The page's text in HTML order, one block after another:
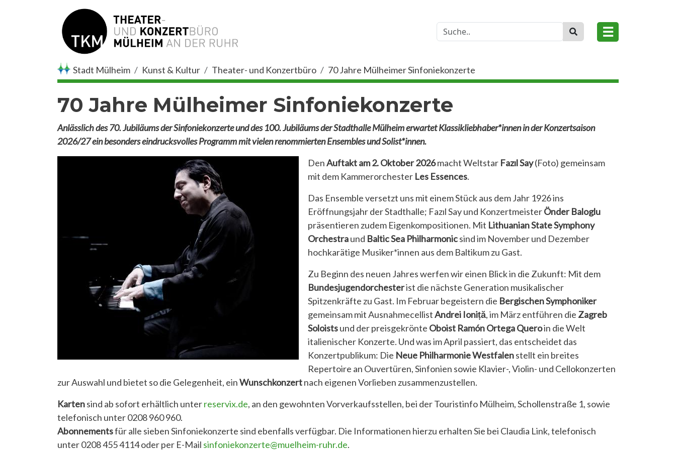
☰
Stadt Mülheim Kunst & Kultur Theater- und Konzertbüro 70 Jahre Mülheimer Sinfoniekonzerte
70 Jahre Mülheimer Sinfoniekonzerte
Anlässlich des 70. Jubiläums der Sinfoniekonzerte und des 100. Jubiläums der Stadthalle Mülheim erwartet Klassikliebhaber*innen in der Konzertsaison
2026/27 ein besonders eindrucksvolles Programm mit vielen renommierten Ensembles und Solist*innen.
DenAuftakt am 2. Oktober 2026macht Weltstar Fazıl Say(Foto) gemeinsam
mit dem Kammerorchester Les Essences.
Das Ensemble versetzt uns mit einem Stück aus dem Jahr 1926 ins
Eröffnungsjahr der Stadthalle; Fazıl Say und KonzertmeisterÖnder Baloglu
präsentieren zudem Eigenkompositionen. Mit Lithuanian State Symphony
Orchestraund Baltic Sea Philharmonicsind im November und Dezember
hochkarätige Musiker*innen aus dem Baltikum zu Gast.
Zu Beginn des neuen Jahres werfen wir einen Blick in die Zukunft: Mit dem
Bundesjugendorchesterist die nächste Generation musikalischer
Spitzenkräfte zu Gast. Im Februar begeistern die Bergischen Symphoniker
gemeinsam mit AusnahmecellistAndrei Ioniță, im März entführen die Zagreb
Soloistsund der preisgekrönte Oboist Ramón Ortega Queroin die Welt
italienischer Konzerte. Und was im April passiert, das entscheidet das
Konzertpublikum: Die Neue Philharmonie Westfalenstellt ein breites
Repertoire an Ouvertüren, Sinfonien sowie Klavier-, Violin- und Cellokonzerten
zur Auswahl und bietet so die Gelegenheit, einWunschkonzertnach eigenen Vorlieben zusammenzustellen.
Kartensind ab sofort erhältlich unterreservix.de, an den gewohnten Vorverkaufsstellen, bei der Touristinfo Mülheim, Schollenstraße 1, sowie
telefonisch unter 0208 960 960.
Abonnementsfür alle sieben Sinfoniekonzerte sind ebenfalls verfügbar. Die Informationen hierzu erhalten Sie bei Claudia Link, telefonisch
unter 0208 455 4114 oder per E-Mail sinfoniekonzerte@muelheim-ruhr.de.